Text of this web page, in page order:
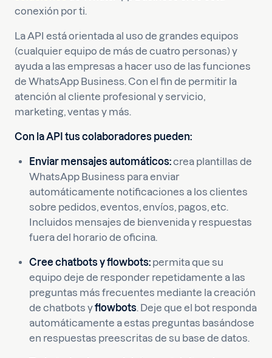
conexión por ti.
La API está orientada al uso de grandes equipos
(cualquier equipo de más de cuatro personas) y
ayuda a las empresas a hacer uso de las funciones
de WhatsApp Business. Con el fin de permitir la
atención al cliente profesional y servicio,
marketing, ventas y más.
Con la API tus colaboradores pueden:
Enviar mensajes automáticos:crea plantillas de
WhatsApp Business para enviar
automáticamente notificaciones a los clientes
sobre pedidos, eventos, envíos, pagos, etc.
Incluidos mensajes de bienvenida y respuestas
fuera del horario de oficina.
Cree chatbots y flowbots: permita que su
equipo deje de responder repetidamente a las
preguntas más frecuentes mediante la creación
de chatbots yflowbots. Deje que el bot responda
automáticamente a estas preguntas basándose
en respuestas preescritas de su base de datos.